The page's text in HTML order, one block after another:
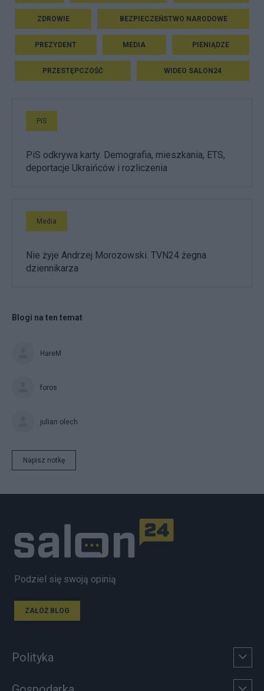
ZDROWIE BEZPIECZEŃSTWO NARODOWE
PREZYDENT MEDIA PIENIĄDZE
PRZESTĘPCZOŚĆ WIDEO SALON24
PiS
PiS odkrywa karty. Demografia, mieszkania, ETS,
deportacje Ukraińców i rozliczenia
Media
Nie żyje Andrzej Morozowski. TVN24 żegna
dziennikarza
Blogi na ten temat
HareM
foros
julian olech
Napisz notkę
Podziel się swoją opinią
ZAŁÓŻ BLOG
Polityka